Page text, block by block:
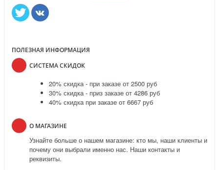
ПОЛЕЗНАЯ ИНФОРМАЦИЯ
СИСТЕМА СКИДОК
20% скидка - при заказе от 2500 руб
30% скидка - приз заказе от 4286 руб
40% скидка при заказе от 6667 руб
О МАГАЗИНЕ
Узнайте больше о нашем магазине: кто мы, наши клиенты и
почему они выбрали именно нас. Наши контакты и
реквизиты.